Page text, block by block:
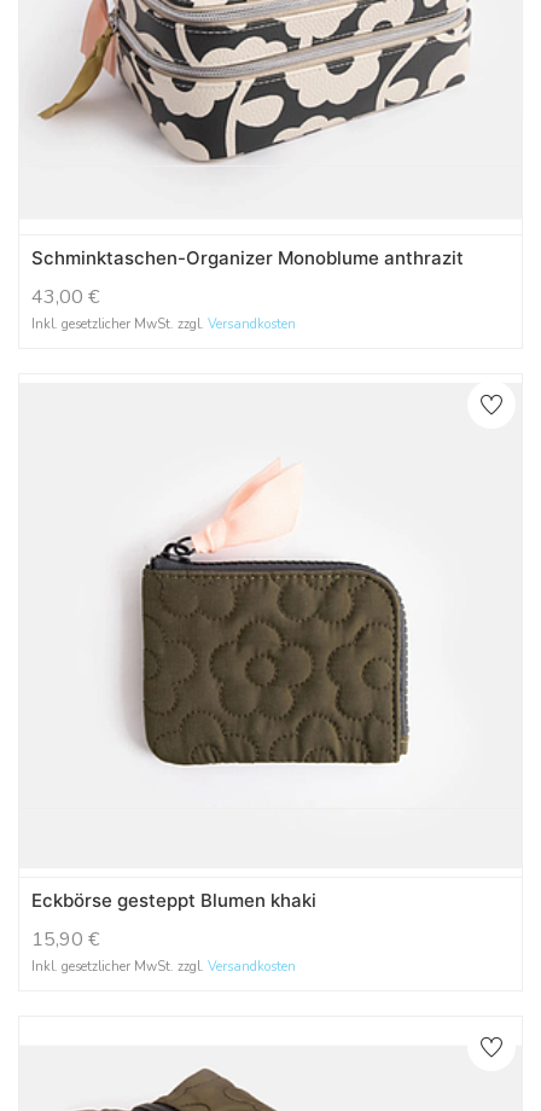
Schminktaschen-Organizer Monoblume anthrazit
43,00 €
Inkl. gesetzlicher MwSt. zzgl. Versandkosten
Eckbörse gesteppt Blumen khaki
15,90 €
Inkl. gesetzlicher MwSt. zzgl. Versandkosten